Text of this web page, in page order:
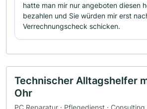
hatte man mir nur angeboten diesen
bezahlen und Sie würden mir erst
Verrechnungscheck schicken.
Technischer Alltagshelfer
Ohr